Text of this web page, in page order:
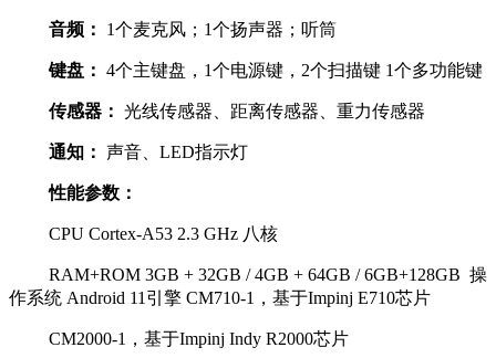
音频： 1个麦克风；1个扬声器；听筒
键盘： 4个主键盘，1个电源键，2个扫描键 1个多功能键
传感器： 光线传感器、距离传感器、重力传感器
通知： 声音、LED指示灯
性能参数：
CPU Cortex-A53 2.3 GHz 八核
RAM+ROM 3GB + 32GB / 4GB + 64GB / 6GB+128GB 操
作系统 Android 11引擎 CM710-1，基于Impinj E710芯片
CM2000-1，基于Impinj Indy R2000芯片